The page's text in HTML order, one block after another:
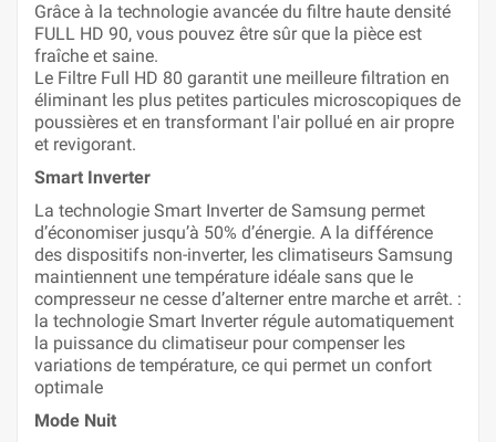
Grâce à la technologie avancée du filtre haute densité
FULL HD 90, vous pouvez être sûr que la pièce est
fraîche et saine.
Le Filtre Full HD 80 garantit une meilleure filtration en
éliminant les plus petites particules microscopiques de
poussières et en transformant l'air pollué en air propre
et revigorant.
Smart Inverter
La technologie Smart Inverter de Samsung permet
d’économiser jusqu’à 50% d’énergie. A la différence
des dispositifs non-inverter, les climatiseurs Samsung
maintiennent une température idéale sans que le
compresseur ne cesse d’alterner entre marche et arrêt. :
la technologie Smart Inverter régule automatiquement
la puissance du climatiseur pour compenser les
variations de température, ce qui permet un confort
optimale
Mode Nuit